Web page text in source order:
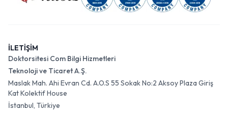
İLETİŞİM
Doktorsitesi Com Bilgi Hizmetleri
Teknoloji ve Ticaret A.Ş.
Maslak Mah. Ahi Evran Cd. A.O.S 55 Sokak No:2 Aksoy Plaza Giriş
Kat Kolektif House
İstanbul, Türkiye